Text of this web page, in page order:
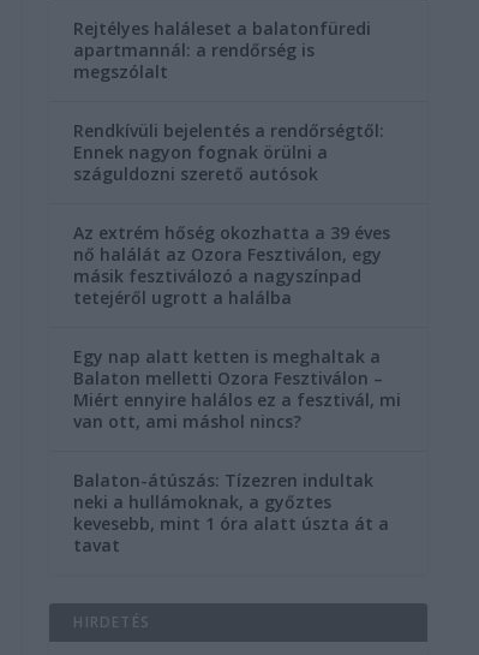
Rejtélyes haláleset a balatonfüredi
apartmannál: a rendőrség is
megszólalt
Rendkívüli bejelentés a rendőrségtől:
Ennek nagyon fognak örülni a
száguldozni szerető autósok
Az extrém hőség okozhatta a 39 éves
nő halálát az Ozora Fesztiválon, egy
másik fesztiválozó a nagyszínpad
tetejéről ugrott a halálba
Egy nap alatt ketten is meghaltak a
Balaton melletti Ozora Fesztiválon –
Miért ennyire halálos ez a fesztivál, mi
van ott, ami máshol nincs?
Balaton-átúszás: Tízezren indultak
neki a hullámoknak, a győztes
kevesebb, mint 1 óra alatt úszta át a
tavat
HIRDETÉS